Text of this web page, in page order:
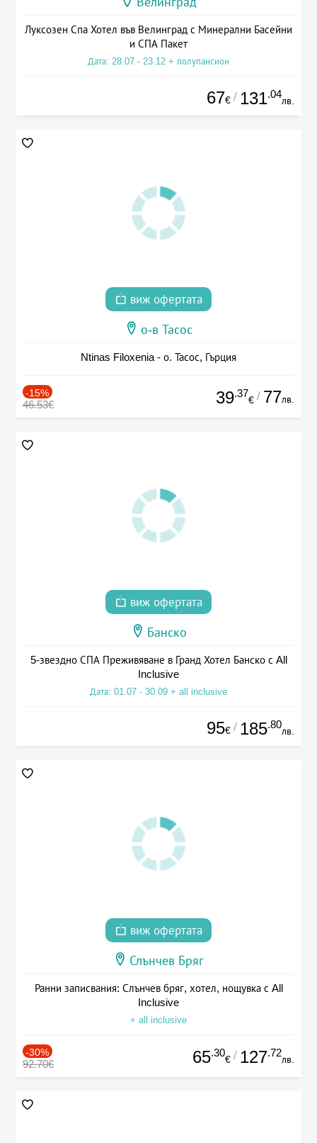
Луксозен Спа Хотел във Велинград с Минерални Басейни
и СПА Пакет
Дата: 28.07 - 23.12 + полупансион
67€ / 131.04
лв.
виж офертата
о-в Тасос
Ntinas Filoxenia - о. Тасос, Гърция
-15%
46.53€ 39.37
€ / 77лв.
виж офертата
Банско
5-звездно СПА Преживяване в Гранд Хотел Банско с All
Inclusive
Дата: 01.07 - 30.09 + all inclusive
95€ / 185.80
лв.
виж офертата
Слънчев Бряг
Ранни записвания: Слънчев бряг, хотел, нощувка с All
Inclusive
+ all inclusive
-30%
92.70€ 65.30
€ / 127.72
лв.